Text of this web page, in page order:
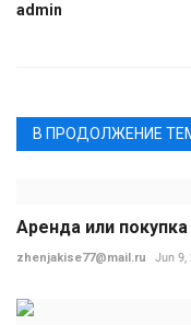
admin
В ПРОДОЛЖЕНИЕ
Аренда или
zhenjakise77@mail.ru Jun 9,